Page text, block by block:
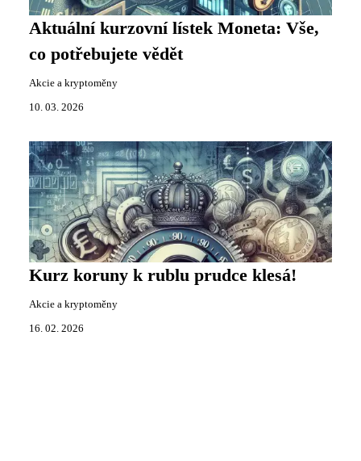
Aktuální kurzovní lístek Moneta: Vše,
co potřebujete vědět
Akcie a kryptoměny
10. 03. 2026
Kurz koruny k rublu prudce klesá!
Akcie a kryptoměny
16. 02. 2026